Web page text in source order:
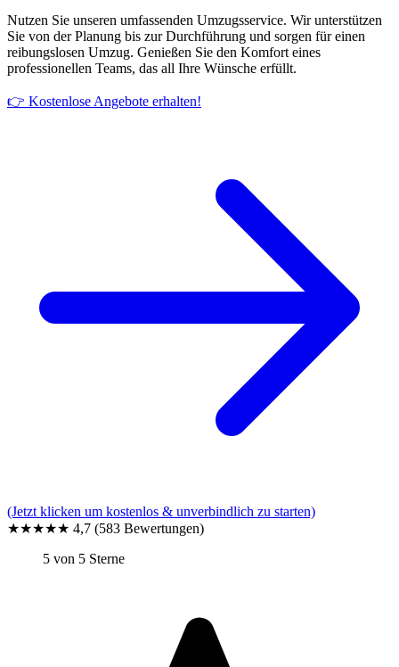
Nutzen Sie unseren umfassenden Umzugsservice. Wir unterstützen
Sie von der Planung bis zur Durchführung und sorgen für einen
reibungslosen Umzug. Genießen Sie den Komfort eines
professionellen Teams, das all Ihre Wünsche erfüllt.
👉 Kostenlose Angebote erhalten!
(Jetzt klicken um kostenlos & unverbindlich zu starten)
★★★★★ 4,7 (583 Bewertungen)
5 von 5 Sterne